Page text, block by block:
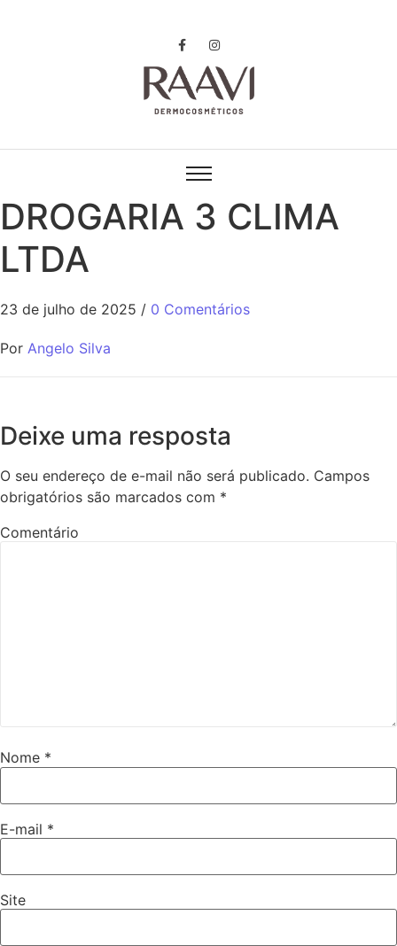
DROGARIA 3 CLIMA
LTDA
23 de julho de 2025 / 0 Comentários
Por Angelo Silva
Deixe uma resposta
O seu endereço de e-mail não será publicado. Campos
obrigatórios são marcados com *
Comentário
Nome *
E-mail *
Site